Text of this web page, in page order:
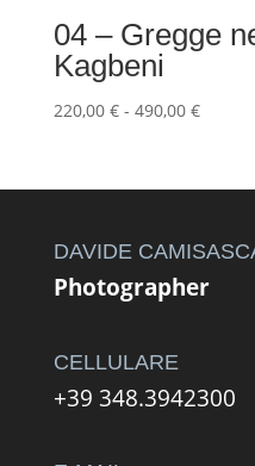
04 – Gregge
Kagbeni
220,00 € - 490,00 €Fascia
da
a
DAVIDE
Photographer
CELLULARE
+39 348.3942300